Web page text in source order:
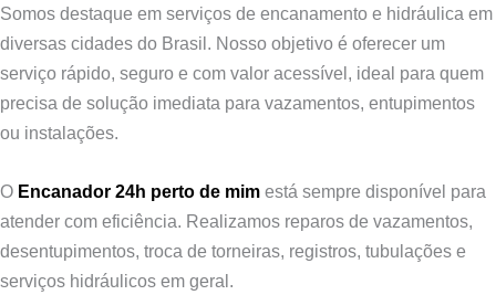
Somos destaque em serviços de encanamento e hidráulica em
diversas cidades do Brasil. Nosso objetivo é oferecer um
serviço rápido, seguro e com valor acessível, ideal para quem
precisa de solução imediata para vazamentos, entupimentos
ou instalações.
O Encanador 24h perto de mim está sempre disponível para
atender com eficiência. Realizamos reparos de vazamentos,
desentupimentos, troca de torneiras, registros, tubulações e
serviços hidráulicos em geral.